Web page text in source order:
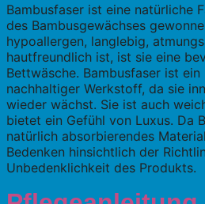
Bambusfaser ist eine natürliche
des Bambusgewächses
hypoallergen, langlebig,
hautfreundlich ist, ist sie eine
Bettwäsche. Bambusfaser ist
nachhaltiger Werkstoff, da sie
wieder wächst. Sie ist auch
bietet ein Gefühl von Luxus. Da
natürlich absorbierendes
Bedenken hinsichtlich der
Unbedenklichkeit des Produkts.